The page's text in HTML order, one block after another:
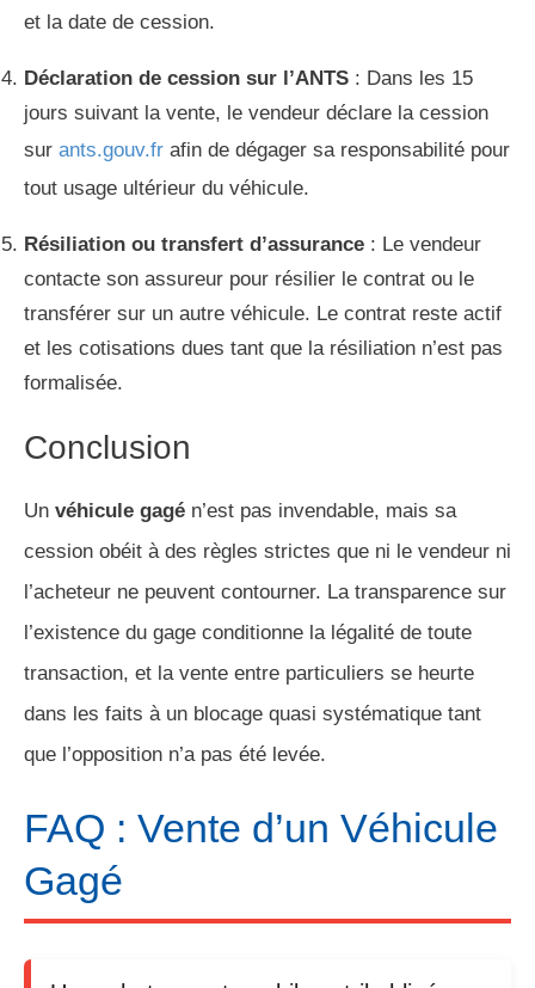
et la date de cession.
Déclaration de cession sur l’ANTS : Dans les 15
jours suivant la vente, le vendeur déclare la cession
sur ants.gouv.fr afin de dégager sa responsabilité pour
tout usage ultérieur du véhicule.
Résiliation ou transfert d’assurance : Le vendeur
contacte son assureur pour résilier le contrat ou le
transférer sur un autre véhicule. Le contrat reste actif
et les cotisations dues tant que la résiliation n’est pas
formalisée.
Conclusion
Un véhicule gagé n’est pas invendable, mais sa
cession obéit à des règles strictes que ni le vendeur ni
l’acheteur ne peuvent contourner. La transparence sur
l’existence du gage conditionne la légalité de toute
transaction, et la vente entre particuliers se heurte
dans les faits à un blocage quasi systématique tant
que l’opposition n’a pas été levée.
FAQ : Vente d’un Véhicule
Gagé